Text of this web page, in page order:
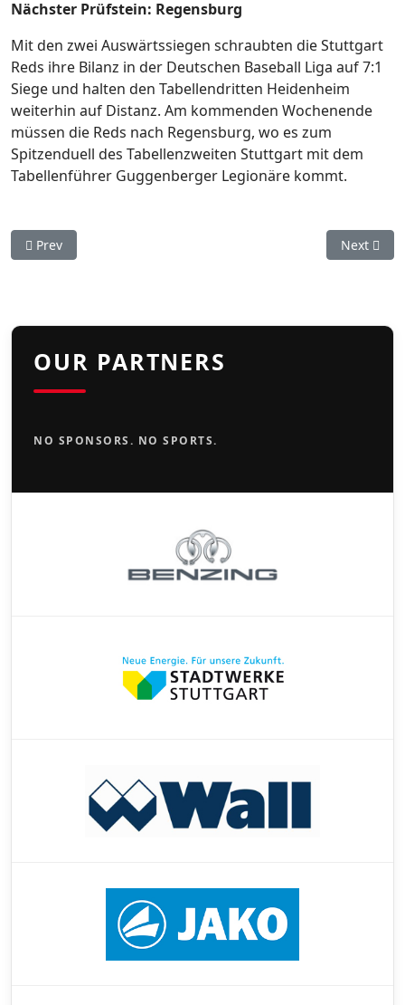
Nächster Prüfstein: Regensburg
Mit den zwei Auswärtssiegen schraubten die Stuttgart
Reds ihre Bilanz in der Deutschen Baseball Liga auf 7:1
Siege und halten den Tabellendritten Heidenheim
weiterhin auf Distanz. Am kommenden Wochenende
müssen die Reds nach Regensburg, wo es zum
Spitzenduell des Tabellenzweiten Stuttgart mit dem
Tabellenführer Guggenberger Legionäre kommt.
Previous article: Stuttgart Reds müssen sich beim
Prev Next
Next
OUR PARTNERS
NO SPONSORS. NO SPORTS.